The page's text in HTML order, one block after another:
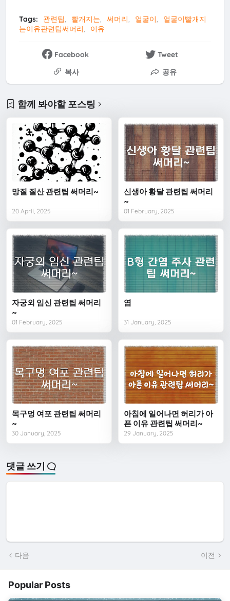
Tags: 관련팁 빨개지는 써머리 얼굴이
얼굴이빨개지
는이유관련팁써머리
이유
Facebook
Tweet
복사
공유
함께 봐야할 포스팅
망질 질산 관련팁 써머리~
20 April, 2025
신생아 황달 관련팁 써머리
~
01 February, 2025
자궁외 임신 관련팁 써머리
~
01 February, 2025
염
31 January, 2025
목구멍 여포 관련팁 써머리
~
30 January, 2025
아침에 일어나면 허리가 아
픈 이유 관련팁 써머리~
29 January, 2025
댓글 쓰기
다음 이전
Popular Posts